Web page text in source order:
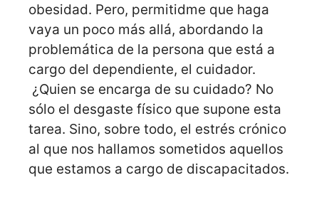
obesidad. Pero, permitidme que haga
vaya un poco más allá, abordando la
problemática de la persona que está a
cargo del dependiente, el cuidador.
¿Quien se encarga de su cuidado? No
sólo el desgaste físico que supone esta
tarea. Sino, sobre todo, el estrés crónico
al que nos hallamos sometidos aquellos
que estamos a cargo de discapacitados.